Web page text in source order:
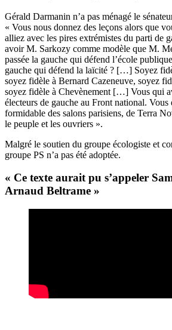
Gérald Darmanin n’a pas ménagé le
« Vous nous donnez des leçons alors que
alliez avec les pires extrémistes du parti de
avoir M. Sarkozy comme modèle que M.
passée la gauche qui défend l’école
gauche qui défend la laïcité ? […] Soyez
soyez fidèle à Bernard Cazeneuve, soyez
soyez fidèle à Chevènement […] Vous qui
électeurs de gauche au Front national.
formidable des salons parisiens, de Terra
le peuple et les ouvriers ».
Malgré le soutien du groupe écologiste et
groupe PS n’a pas été adoptée.
« Ce texte aurait pu s’appeler
Arnaud Beltrame »